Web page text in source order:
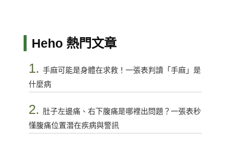
Heho 熱門文章
1. 手麻可能是身體在求救！一張表判讀「手麻」是
什麼病
2. 肚子左邊痛、右下腹痛是哪裡出問題？一張表秒
懂腹痛位置潛在疾病與警訊